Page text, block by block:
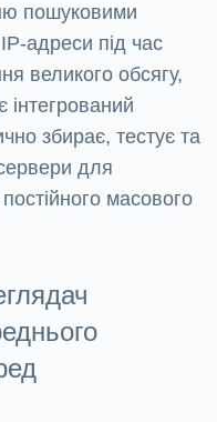
пошуковими
адреси під час
великого обсягу,
інтегрований
збирає, тестує та
для
масового